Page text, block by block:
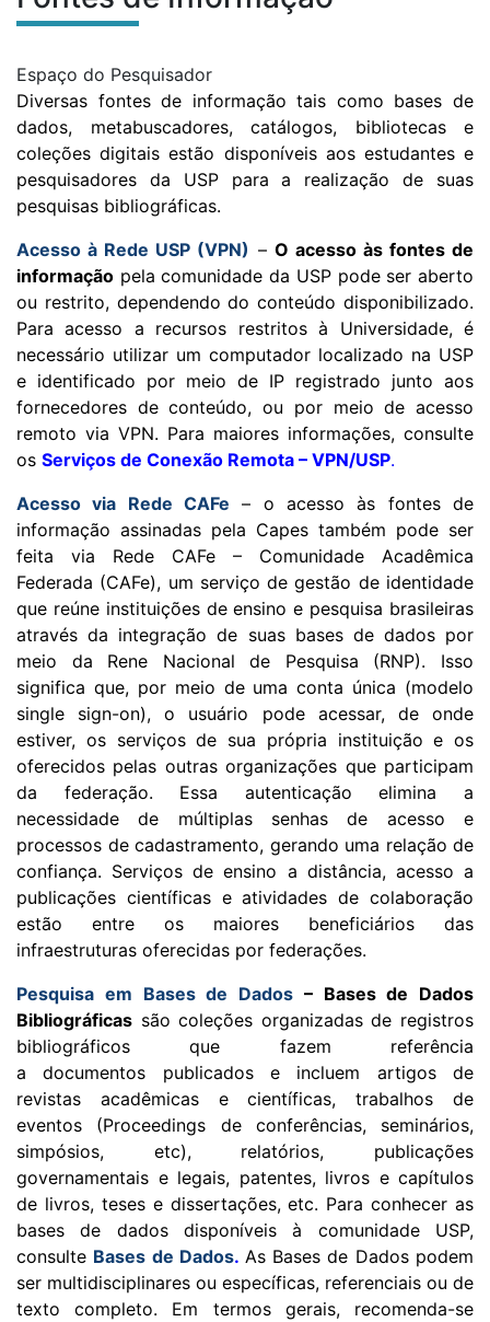
Submenu:
Espaço do Pesquisador
Fontes de Informação
Diversas fontes de informação tais como bases de
dados, metabuscadores, catálogos, bibliotecas e
coleções digitais estão disponíveis aos estudantes e
pesquisadores da USP para a realização de suas
pesquisas bibliográficas.
Acesso à Rede USP (VPN) – O acesso às fontes de
informação pela comunidade da USP pode ser aberto
ou restrito, dependendo do conteúdo disponibilizado.
Para acesso a recursos restritos à Universidade, é
necessário utilizar um computador localizado na USP
e identificado por meio de IP registrado junto aos
fornecedores de conteúdo, ou por meio de acesso
remoto via VPN. Para maiores informações, consulte
os Serviços de Conexão Remota – VPN/USP.
Acesso via Rede CAFe
– o acesso às fontes de
informação assinadas pela Capes também pode ser
feita via Rede CAFe – Comunidade Acadêmica
Federada (CAFe), um serviço de gestão de identidade
que reúne instituições de ensino e pesquisa brasileiras
através da integração de suas bases de dados por
meio da Rene Nacional de Pesquisa (RNP). Isso
significa que, por meio de uma conta única (modelo
single sign-on), o usuário pode acessar, de onde
estiver, os serviços de sua própria instituição e os
oferecidos pelas outras organizações que participam
da federação. Essa autenticação elimina a
necessidade de múltiplas senhas de acesso e
processos de cadastramento, gerando uma relação de
confiança. Serviços de ensino a distância, acesso a
publicações científicas e atividades de colaboração
estão entre os maiores beneficiários das
infraestruturas oferecidas por federações.
Pesquisa em Bases de Dados – Bases de Dados
Bibliográficas são coleções organizadas de registros
bibliográficos que fazem referência
a documentos publicados e incluem artigos de
revistas acadêmicas e científicas, trabalhos de
eventos (Proceedings de conferências, seminários,
simpósios, etc), relatórios, publicações
governamentais e legais, patentes, livros e capítulos
de livros, teses e dissertações, etc. Para conhecer as
bases de dados disponíveis à comunidade USP,
consulte Bases de Dados. As Bases de Dados podem
ser multidisciplinares ou específicas, referenciais ou de
texto completo. Em termos gerais, recomenda-se